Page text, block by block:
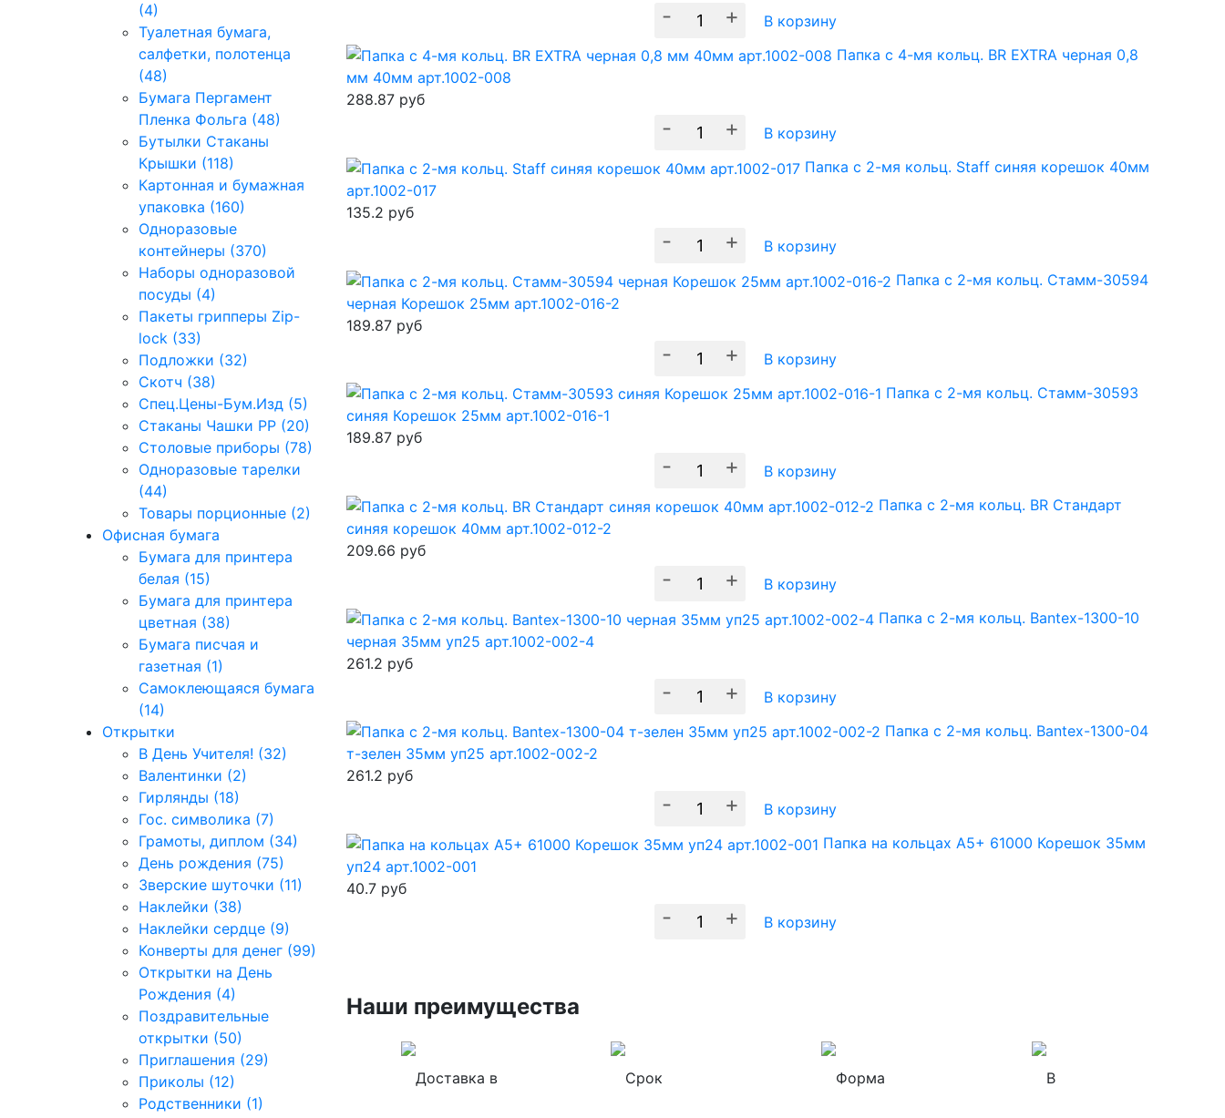
(4)
Туалетная бумага,
салфетки, полотенца
(48)
Бумага Пергамент
Пленка Фольга (48)
Бутылки Стаканы
Крышки (118)
Картонная и бумажная
упаковка (160)
Одноразовые
контейнеры (370)
Наборы одноразовой
посуды (4)
Пакеты грипперы Zip-
lock (33)
Подложки (32)
Скотч (38)
Спец.Цены-Бум.Изд (5)
Стаканы Чашки РР (20)
Столовые приборы (78)
Одноразовые тарелки
(44)
Товары порционные (2)
Офисная бумага
Бумага для принтера
белая (15)
Бумага для принтера
цветная (38)
Бумага писчая и
газетная (1)
Самоклеющаяся бумага
(14)
Открытки
В День Учителя! (32)
Валентинки (2)
Гирлянды (18)
Гос. символика (7)
Грамоты, диплом (34)
День рождения (75)
Зверские шуточки (11)
Наклейки (38)
Наклейки сердце (9)
Конверты для денег (99)
Открытки на День
Рождения (4)
Поздравительные
открытки (50)
Приглашения (29)
Приколы (12)
Родственники (1)
- +
В корзину
Папка с 4-мя кольц. BR EXTRA черная 0,8
мм 40мм арт.1002-008
288.87 руб
- +
В корзину
Папка с 2-мя кольц. Staff синяя корешок 40мм
арт.1002-017
135.2 руб
- +
В корзину
Папка с 2-мя кольц. Стамм-30594
черная Корешок 25мм арт.1002-016-2
189.87 руб
- +
В корзину
Папка с 2-мя кольц. Стамм-30593
синяя Корешок 25мм арт.1002-016-1
189.87 руб
- +
В корзину
Папка с 2-мя кольц. BR Стандарт
синяя корешок 40мм арт.1002-012-2
209.66 руб
- +
В корзину
Папка с 2-мя кольц. Bantex-1300-10
черная 35мм уп25 арт.1002-002-4
261.2 руб
- +
В корзину
Папка с 2-мя кольц. Bantex-1300-04
т-зелен 35мм уп25 арт.1002-002-2
261.2 руб
- +
В корзину
Папка на кольцах А5+ 61000 Корешок 35мм
уп24 арт.1002-001
40.7 руб
- + В корзину
Наши преимущества